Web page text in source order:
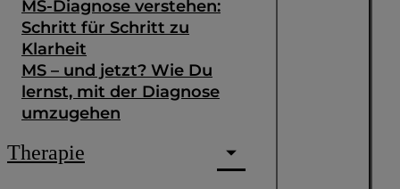
MS-Diagnose verstehen:
Schritt für Schritt zu
Klarheit
MS – und jetzt? Wie Du
lernst, mit der Diagnose
umzugehen
Therapie